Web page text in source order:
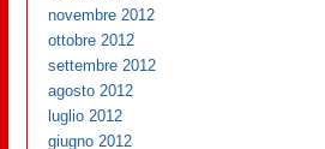
novembre 2012
ottobre 2012
settembre 2012
agosto 2012
luglio 2012
giugno 2012